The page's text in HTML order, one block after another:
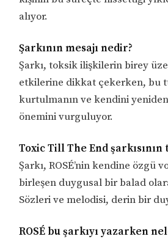
alıyor.
Şarkının mesajı nedir?
Şarkı, toksik ilişkilerin birey
etkilerine dikkat çekerken, bu
kurtulmanın ve kendini
önemini vurguluyor.
Toxic Till The End şarkısının
Şarkı, ROSÉ’nin kendine özgü
birleşen duygusal bir balad
Sözleri ve melodisi, derin bir
ROSÉ bu şarkıyı yazarken